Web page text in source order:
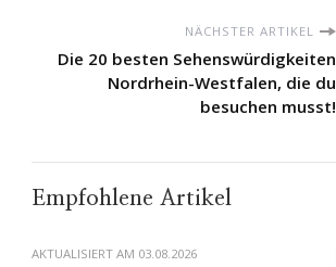
NÄCHSTER ARTIKEL
Die 20 besten Sehenswürdigkeiten
Nordrhein-Westfalen, die du
besuchen musst!
Empfohlene Artikel
AKTUALISIERT AM 03.08.2026